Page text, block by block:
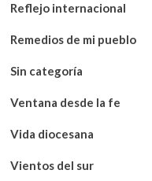
Reflejo internacional
Remedios de mi pueblo
Sin categoría
Ventana desde la fe
Vida diocesana
Vientos del sur